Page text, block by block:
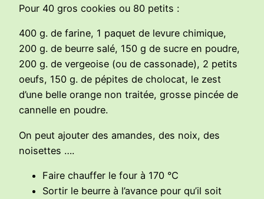
Pour 40 gros cookies ou 80 petits :
400 g. de farine, 1 paquet de levure chimique,
200 g. de beurre salé, 150 g de sucre en poudre,
200 g. de vergeoise (ou de cassonade), 2 petits
oeufs, 150 g. de pépites de cholocat, le zest
d’une belle orange non traitée, grosse pincée de
cannelle en poudre.
On peut ajouter des amandes, des noix, des
noisettes ….
Faire chauffer le four à 170 °C
Sortir le beurre à l’avance pour qu’il soit